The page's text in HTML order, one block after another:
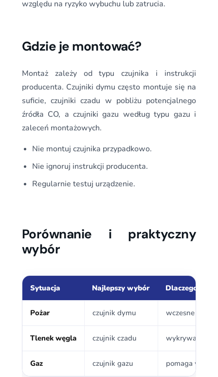
względu na ryzyko wybuchu lub zatrucia.
Gdzie je montować?
Montaż zależy od typu czujnika i instrukcji
producenta. Czujniki dymu często montuje się na
suficie, czujniki czadu w pobliżu potencjalnego
źródła CO, a czujniki gazu według typu gazu i
zaleceń montażowych.
Nie montuj czujnika przypadkowo.
Nie ignoruj instrukcji producenta.
Regularnie testuj urządzenie.
Porównanie i praktyczny
wybór
Sytuacja Najlepszy wybór Dlaczego?
Pożar czujnik dymu wczesne
Tlenek węgla czujnik czadu wykrywa
Gaz czujnik gazu pomaga